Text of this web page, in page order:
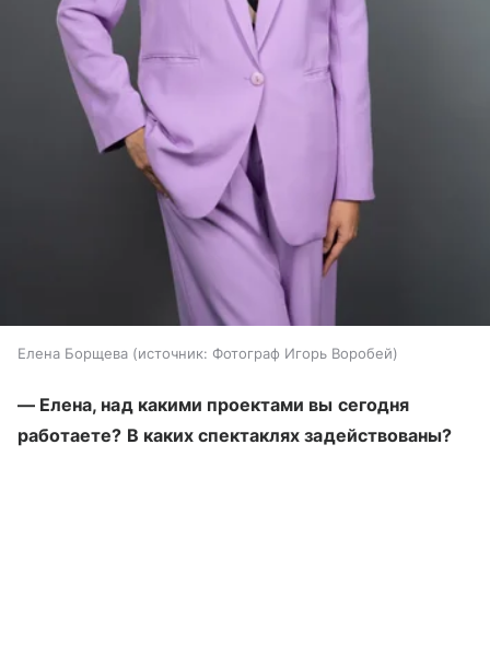
Елена Борщева источник: Фотограф Игорь Воробей
— Елена, над какими проектами вы сегодня
работаете? В каких спектаклях задействованы?